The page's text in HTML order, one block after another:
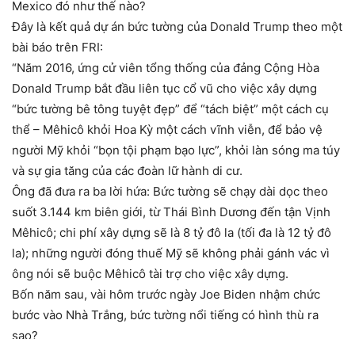
Mexico đó như thế nào?
Đây là kết quả dự án bức tường của Donald Trump theo một
bài báo trên FRI:
“Năm 2016, ứng cử viên tổng thống của đảng Cộng Hòa
Donald Trump bắt đầu liên tục cổ vũ cho việc xây dựng
“bức tường bê tông tuyệt đẹp” để “tách biệt” một cách cụ
thể – Mêhicô khỏi Hoa Kỳ một cách vĩnh viễn, để bảo vệ
người Mỹ khỏi “bọn tội phạm bạo lực”, khỏi làn sóng ma túy
và sự gia tăng của các đoàn lữ hành di cư.
Ông đã đưa ra ba lời hứa: Bức tường sẽ chạy dài dọc theo
suốt 3.144 km biên giới, từ Thái Bình Dương đến tận Vịnh
Mêhicô; chi phí xây dựng sẽ là 8 tỷ đô la (tối đa là 12 tỷ đô
la); những người đóng thuế Mỹ sẽ không phải gánh vác vì
ông nói sẽ buộc Mêhicô tài trợ cho việc xây dựng.
Bốn năm sau, vài hôm trước ngày Joe Biden nhậm chức
bước vào Nhà Trắng, bức tường nổi tiếng có hình thù ra
sao?